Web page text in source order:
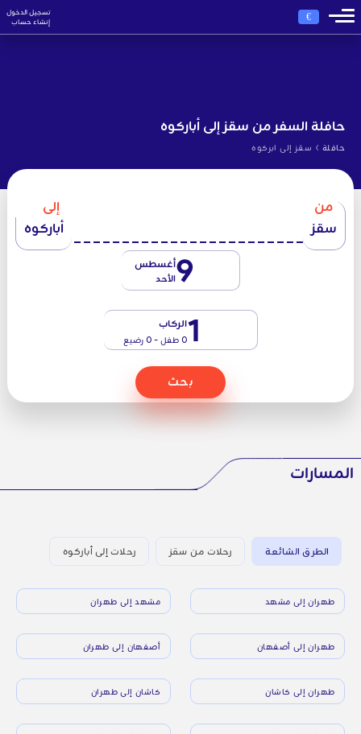
€
تسجيل الدخول
إنشاء حساب
حافلة السفر من سقز إلى أباركوه
حافلة › سقز إلى ابركوه
من
سقز
إلى
أباركوه
9أغسطس
الأحد
1الركاب
0 طفل - 0 رضيع
بحث
المسارات
الطرق الشائعة رحلات من سقز رحلات إلى أباركوه
طهران إلى مشهد مشهد إلى طهران
طهران إلى أصفهان أصفهان إلى طهران
طهران إلى كاشان كاشان إلى طهران